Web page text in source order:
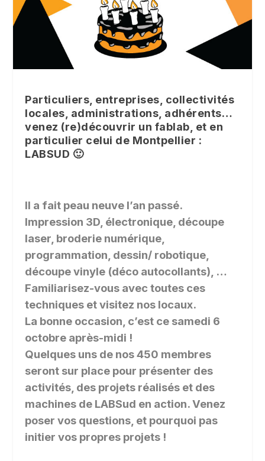
Particuliers, entreprises, collectivités
locales, administrations, adhérents…
venez (re)découvrir un fablab, et en
particulier celui de Montpellier :
LABSUD 🙂
Il a fait peau neuve l’an passé.
Impression 3D, électronique, découpe
laser, broderie numérique,
programmation, dessin/ robotique,
découpe vinyle (déco autocollants), …
Familiarisez-vous avec toutes ces
techniques et visitez nos locaux.
La bonne occasion, c’est ce samedi 6
octobre après-midi !
Quelques uns de nos 450 membres
seront sur place pour présenter des
activités, des projets réalisés et des
machines de LABSud en action. Venez
poser vos questions, et pourquoi pas
initier vos propres projets !